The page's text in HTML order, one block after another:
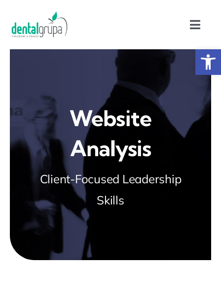
content
Home
Asortiman
Servis
Polovna oprema
O nama
Website
Analysis
Client-Focused Leadership
Skills